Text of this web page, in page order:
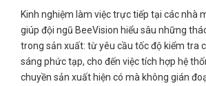
Kinh nghiệm làm việc trực tiếp tại các nhà
giúp đội ngũ BeeVision hiểu sâu những
trong sản xuất: từ yêu cầu tốc độ kiểm tra
sáng phức tạp, cho đến việc tích hợp hệ
chuyền sản xuất hiện có mà không gián